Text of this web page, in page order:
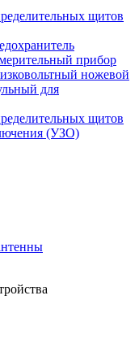
щитов
прибор
ножевой
для
щитов
(УЗО)